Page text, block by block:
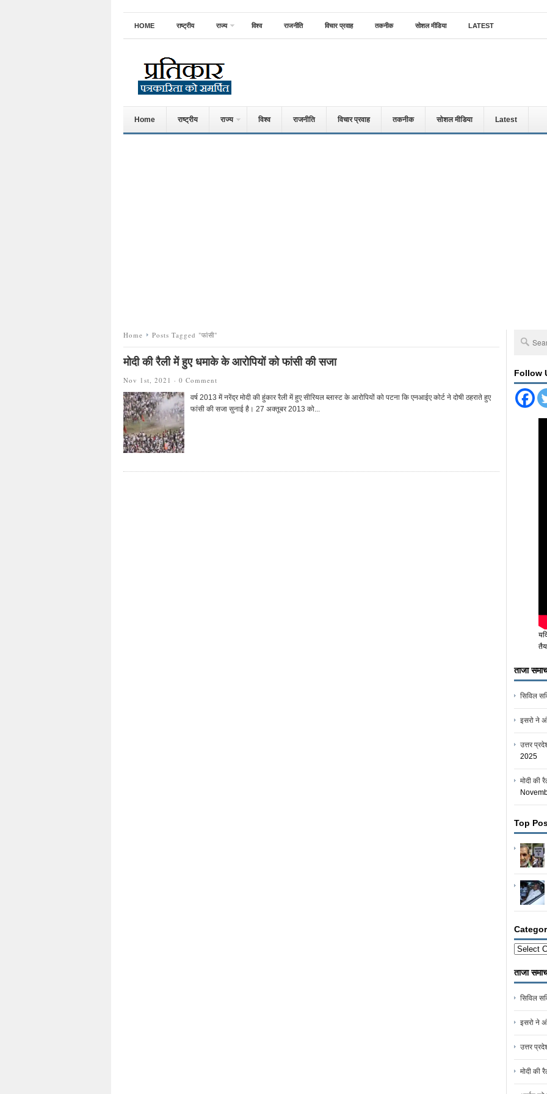
HOME राष्ट्रीय राज्य विश्व राजनीति विचार प्रवाह तकनीक सोशल मीडिया LATEST
Home राष्ट्रीय राज्य विश्व राजनीति विचार प्रवाह तकनीक सोशल मीडिया Latest
Home Posts Tagged "फांसी"
मोदी की रैली में हुए धमाके के आरोपियों को फांसी की सजा
Nov 1st, 2021 · 0 Comment
वर्ष 2013 में नरेंद्र मोदी की हुंकार रैली में हुए सीरियल ब्लास्ट के आरोपियों को पटना कि एनआईए कोर्ट ने दोषी ठहराते हुए
फांसी की सजा सुनाई है। 27 अक्तूबर 2013 को...
Follow
ताजा
सिविल
इसरो ने
उत्तर
2025
मोदी की
Top
ताजा
सिविल
इसरो ने
उत्तर
मोदी की